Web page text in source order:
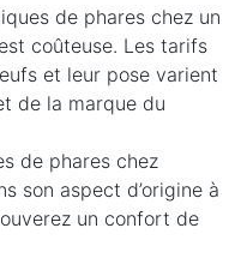
de phares chez un
coûteuse. Les tarifs
et leur pose varient
de la marque du
de phares chez
son aspect d’origine à
un confort de